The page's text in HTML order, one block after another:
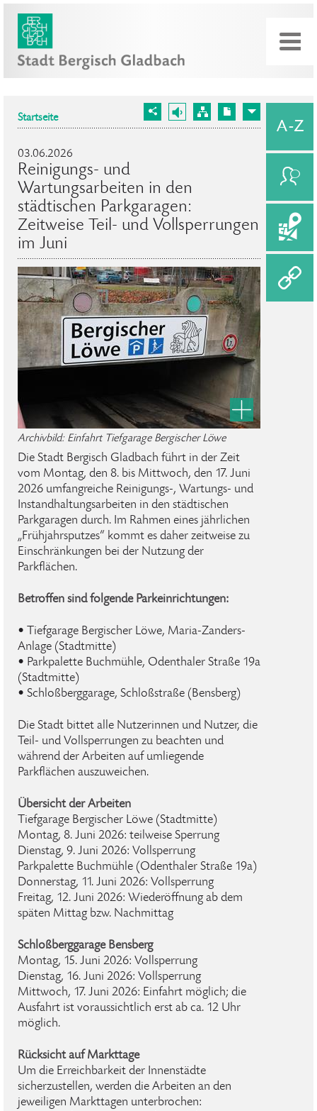
Startseite
03.06.2026
Reinigungs- und
Wartungsarbeiten in den
städtischen Parkgaragen:
Zeitweise Teil- und Vollsperrungen
im Juni
Archivbild: Einfahrt Tiefgarage Bergischer Löwe
Die Stadt Bergisch Gladbach führt in der Zeit
vom Montag, den 8. bis Mittwoch, den 17. Juni
2026 umfangreiche Reinigungs-, Wartungs- und
Instandhaltungsarbeiten in den städtischen
Parkgaragen durch. Im Rahmen eines jährlichen
„Frühjahrsputzes“ kommt es daher zeitweise zu
Einschränkungen bei der Nutzung der
Parkflächen.
Betroffen sind folgende Parkeinrichtungen:
• Tiefgarage Bergischer Löwe, Maria-Zanders-
Anlage (Stadtmitte)
• Parkpalette Buchmühle, Odenthaler Straße 19a
(Stadtmitte)
• Schloßberggarage, Schloßstraße (Bensberg)
Die Stadt bittet alle Nutzerinnen und Nutzer, die
Teil- und Vollsperrungen zu beachten und
während der Arbeiten auf umliegende
Parkflächen auszuweichen.
Übersicht der Arbeiten
Tiefgarage Bergischer Löwe (Stadtmitte)
Montag, 8. Juni 2026: teilweise Sperrung
Dienstag, 9. Juni 2026: Vollsperrung
Parkpalette Buchmühle (Odenthaler Straße 19a)
Donnerstag, 11. Juni 2026: Vollsperrung
Freitag, 12. Juni 2026: Wiederöffnung ab dem
späten Mittag bzw. Nachmittag
Schloßberggarage Bensberg
Montag, 15. Juni 2026: Vollsperrung
Dienstag, 16. Juni 2026: Vollsperrung
Mittwoch, 17. Juni 2026: Einfahrt möglich; die
Ausfahrt ist voraussichtlich erst ab ca. 12 Uhr
möglich.
Rücksicht auf Markttage
Um die Erreichbarkeit der Innenstädte
sicherzustellen, werden die Arbeiten an den
jeweiligen Markttagen unterbrochen: